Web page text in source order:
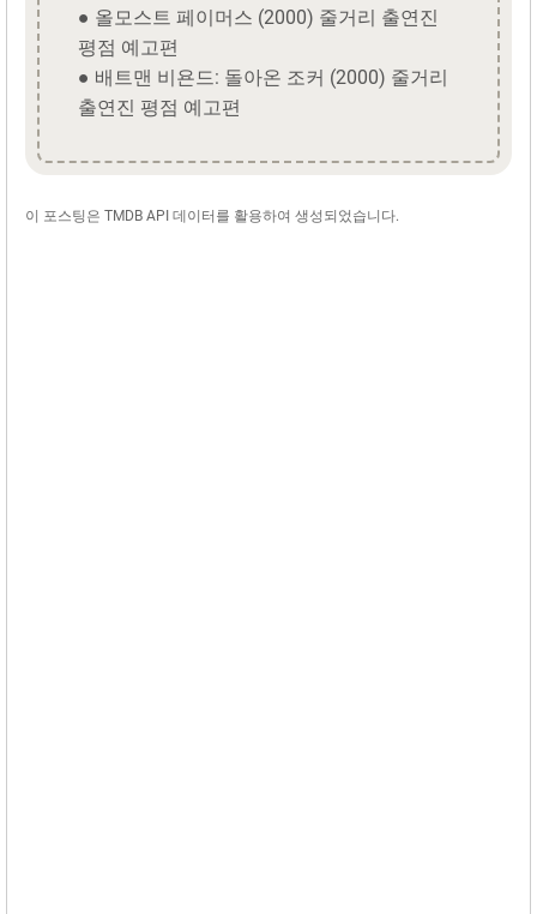
● 올모스트 페이머스 (2000) 줄거리 출연진
평점 예고편
● 배트맨 비욘드: 돌아온 조커 (2000) 줄거리
출연진 평점 예고편
이 포스팅은 TMDB API 데이터를 활용하여 생성되었습니다.